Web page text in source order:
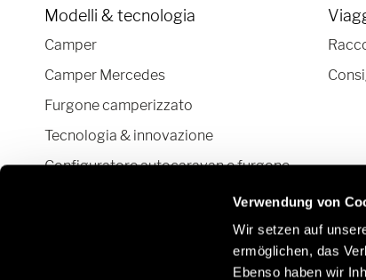
Verwendung von
Wir setzen auf
ermöglichen, das
Ebenso haben wir
Modelli & tecnologia
Camper
Camper Mercedes
Furgone camperizzato
Tecnologia & innovazione
Configuratore autocaravan e furgone